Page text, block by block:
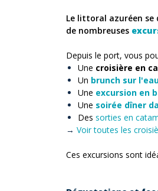
Le littoral azuréen se
de nombreuses
Depuis le port, vous
Une croisière en
Un brunch sur
Une excursion en
Une soirée dîner
Des sorties en
→ Voir toutes les
Ces excursions sont